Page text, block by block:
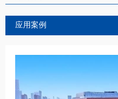
应用案例